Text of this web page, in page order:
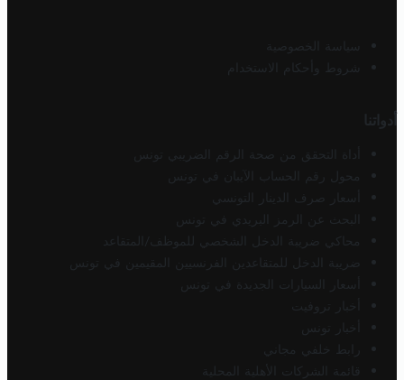
سياسة الخصوصية
شروط وأحكام الاستخدام
أدواتنا
أداة التحقق من صحة الرقم الضريبي تونس
محول رقم الحساب الآيبان في تونس
أسعار صرف الدينار التونسي
البحث عن الرمز البريدي في تونس
محاكي ضريبة الدخل الشخصي للموظف/المتقاعد
ضريبة الدخل للمتقاعدين الفرنسيين المقيمين في تونس
أسعار السيارات الجديدة في تونس
أخبار تروفيت
أخبار تونس
رابط خلفي مجاني
قائمة الشركات الأهلية المحلية